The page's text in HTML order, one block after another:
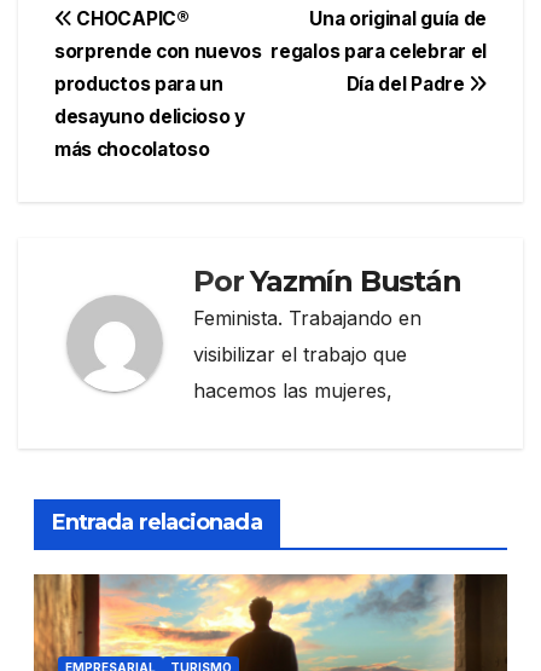
Navegación
de
entradas
Una original guía de
regalos para celebrar el
Día del Padre
CHOCAPIC®
sorprende con nuevos
productos para un
desayuno delicioso y
más chocolatoso
PorYazmín Bustán
Feminista. Trabajando en
visibilizar el trabajo que
hacemos las mujeres,
Entrada relacionada
EMPRESARIAL TURISMO